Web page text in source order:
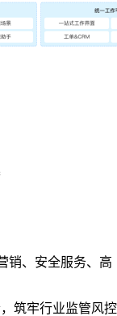
销、安全服务、高
筑牢行业监管风控